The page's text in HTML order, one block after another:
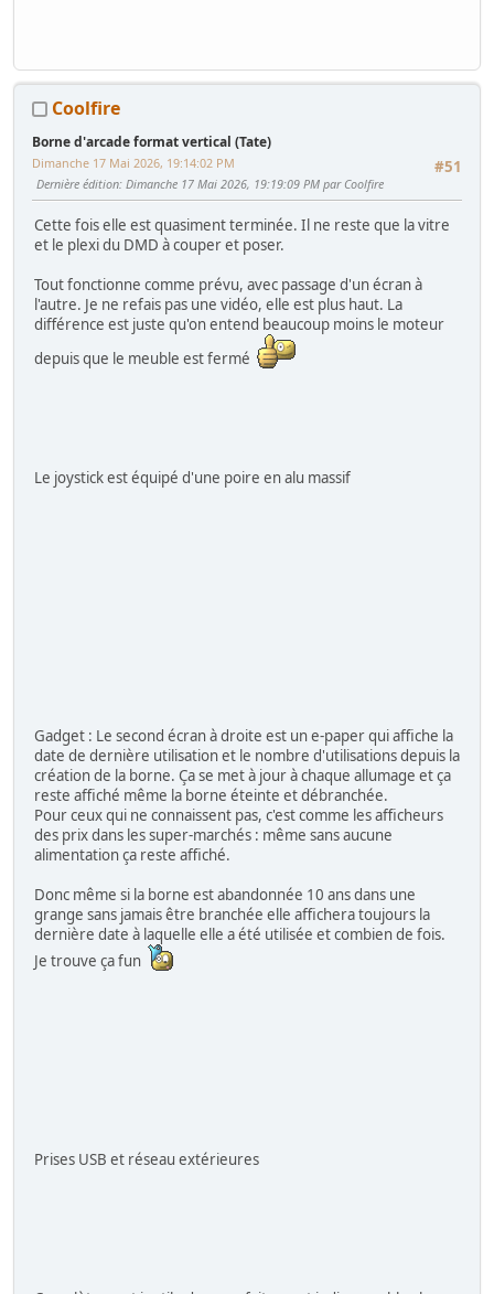
Coolfire
Borne d'arcade format vertical (Tate)
#51
Dimanche 17 Mai 2026, 19:14:02 PM
Dernière édition: Dimanche 17 Mai 2026, 19:19:09 PM par Coolfire
Cette fois elle est quasiment terminée. Il ne reste que la vitre
et le plexi du DMD à couper et poser.
Tout fonctionne comme prévu, avec passage d'un écran à
l'autre. Je ne refais pas une vidéo, elle est plus haut. La
différence est juste qu'on entend beaucoup moins le moteur
depuis que le meuble est fermé
Le joystick est équipé d'une poire en alu massif
Gadget : Le second écran à droite est un e-paper qui affiche la
date de dernière utilisation et le nombre d'utilisations depuis la
création de la borne. Ça se met à jour à chaque allumage et ça
reste affiché même la borne éteinte et débranchée.
Pour ceux qui ne connaissent pas, c'est comme les afficheurs
des prix dans les super-marchés : même sans aucune
alimentation ça reste affiché.
Donc même si la borne est abandonnée 10 ans dans une
grange sans jamais être branchée elle affichera toujours la
dernière date à laquelle elle a été utilisée et combien de fois.
Je trouve ça fun
Prises USB et réseau extérieures